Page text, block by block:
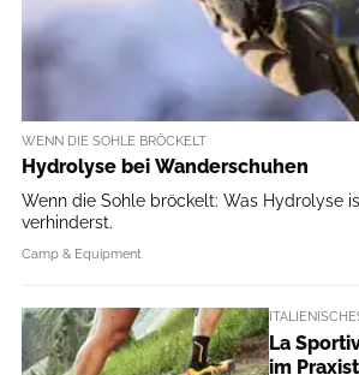
WENN DIE SOHLE BRÖCKELT
Hydrolyse bei Wanderschuhen
Wenn die Sohle bröckelt: Was Hydrolyse
verhinderst.
Camp & Equipment
La
im